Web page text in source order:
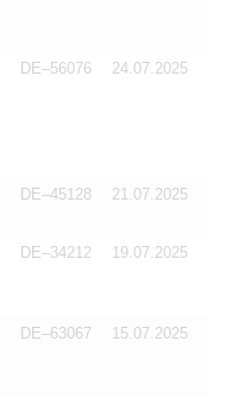
DE–56076 24.07.2025
DE–45128 21.07.2025
DE–34212 19.07.2025
DE–63067 15.07.2025